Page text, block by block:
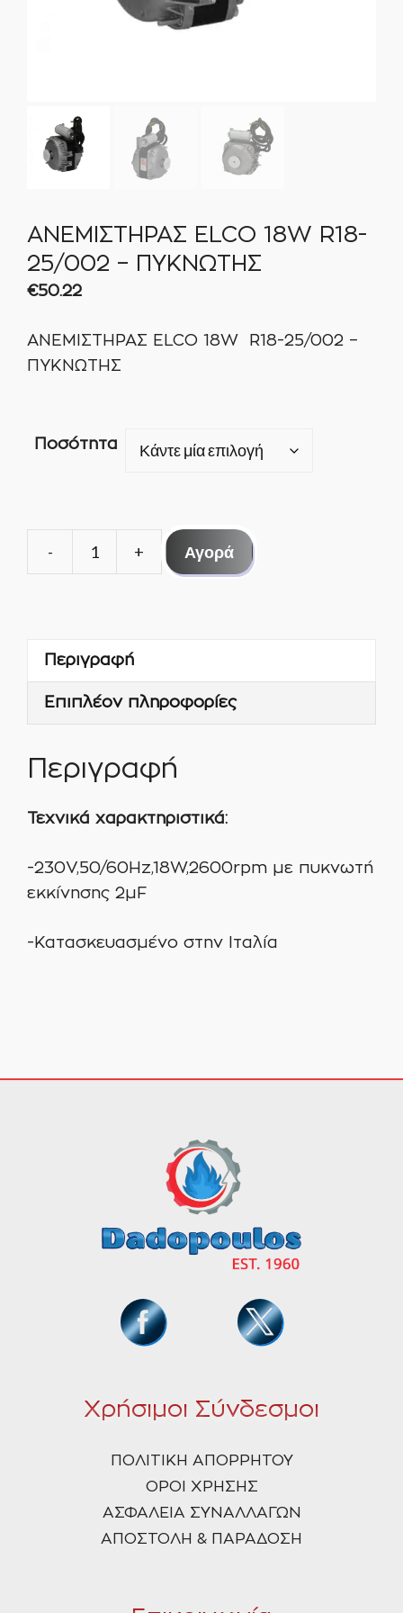
ΑΝΕΜΙΣΤΗΡΑΣ ELCO 18W R18-
25/002 – ΠΥΚΝΩΤΗΣ
€50.22
ΑΝΕΜΙΣΤΗΡΑΣ ELCO 18W R18-25/002 –
ΠΥΚΝΩΤΗΣ
Ποσότητα
ΑΝΕΜΙΣΤΗΡΑΣ
ΠΥΚΝΩΤΗΣ
Αγορά
Περιγραφή
Επιπλέον πληροφορίες
Περιγραφή
Τεχνικά χαρακτηριστικά:
-230V,50/60Hz,18W,2600rpm με πυκνωτή
εκκίνησης 2μF
-Κατασκευασμένο στην Ιταλία
Χρήσιμοι Σύνδεσμοι
ΠΟΛΙΤΙΚΗ ΑΠΟΡΡΗΤΟΥ
ΟΡΟΙ ΧΡΗΣΗΣ
ΑΣΦΑΛΕΙΑ ΣΥΝΑΛΛΑΓΩΝ
ΑΠΟΣΤΟΛΗ & ΠΑΡΑΔΟΣΗ